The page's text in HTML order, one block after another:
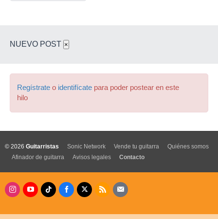
NUEVO POST ×
Regístrate o identifícate para poder postear en este
hilo
© 2026 Guitarristas Sonic Network Vende tu guitarra
Quiénes somos
Afinador de guitarra
Avisos legales Contacto